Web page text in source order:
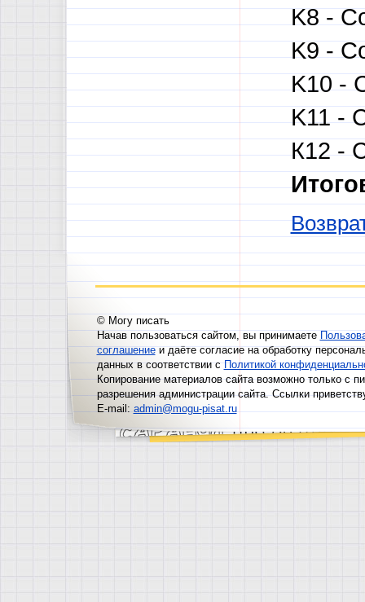
K8 -
K9 -
K10 -
K11 -
К12 -
© Могу писать
Начав пользоваться сайтом, вы принимаете
соглашениеи даёте согласие на обработку
данных в соответствии сПолитикой
Копирование материалов сайта возможно только с
разрешения администрации сайта. Ссылки
E-mail:admin@mogu-pisat.ru